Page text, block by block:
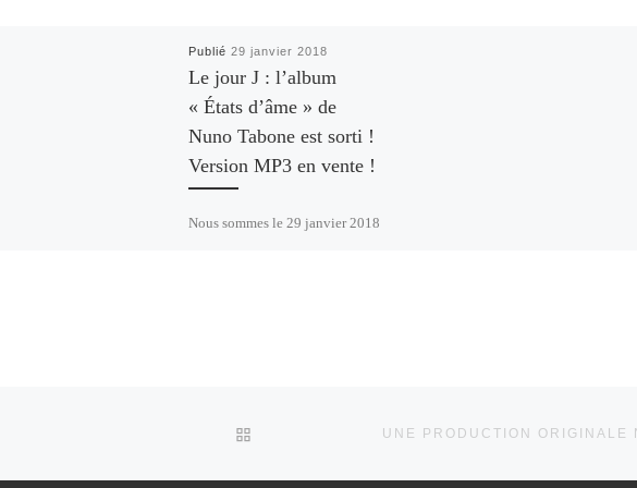
Publié29 janvier 2018
Le jour J : l’album
« États d’âme » de
Nuno Tabone est sorti !
Version MP3 en vente !
Nous sommes le 29 janvier 2018
RETOUR À LA LISTE DES ARTICLES